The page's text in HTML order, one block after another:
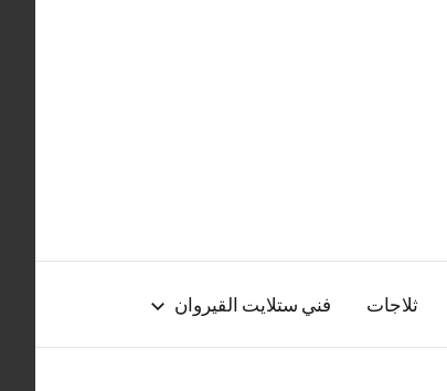
ثلاجات فني ستلايت القيروان